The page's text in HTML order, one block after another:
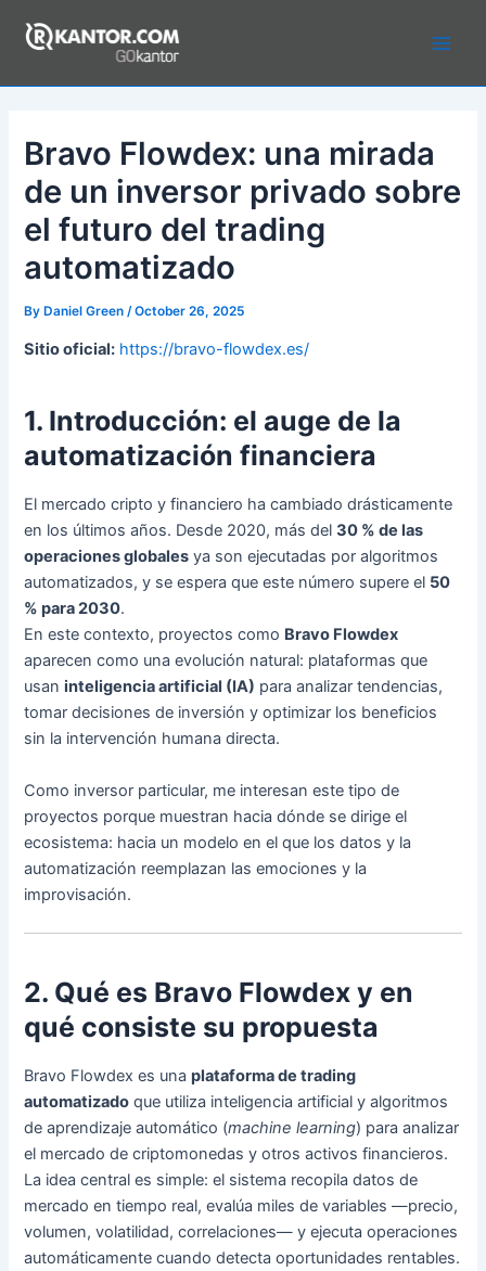
Bravo Flowdex: una mirada
de un inversor privado sobre
el futuro del trading
automatizado
ByDaniel Green /October 26, 2025
Sitio oficial: https://bravo-flowdex.es/
1. Introducción: el auge de la
automatización financiera
El mercado cripto y financiero ha cambiado drásticamente
en los últimos años. Desde 2020, más del30 % de las
operaciones globales ya son ejecutadas por algoritmos
automatizados, y se espera que este número supere el 50
% para 2030.
En este contexto, proyectos como Bravo Flowdex
aparecen como una evolución natural: plataformas que
usaninteligencia artificial (IA) para analizar tendencias,
tomar decisiones de inversión y optimizar los beneficios
sin la intervención humana directa.
Como inversor particular, me interesan este tipo de
proyectos porque muestran hacia dónde se dirige el
ecosistema: hacia un modelo en el que los datos y la
automatización reemplazan las emociones y la
improvisación.
2. Qué es Bravo Flowdex y en
qué consiste su propuesta
Bravo Flowdex es unaplataforma de trading
automatizado que utiliza inteligencia artificial y algoritmos
de aprendizaje automático (machine learning) para analizar
el mercado de criptomonedas y otros activos financieros.
La idea central es simple: el sistema recopila datos de
mercado en tiempo real, evalúa miles de variables —precio,
volumen, volatilidad, correlaciones— y ejecuta operaciones
automáticamente cuando detecta oportunidades rentables.